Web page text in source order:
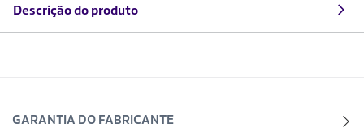
Descrição do produto
GARANTIA DO FABRICANTE